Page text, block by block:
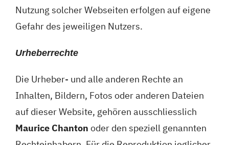
Nutzung solcher Webseiten erfolgen auf eigene
Gefahr des jeweiligen Nutzers.
Urheberrechte
Die Urheber- und alle anderen Rechte an
Inhalten, Bildern, Fotos oder anderen Dateien
auf dieser Website, gehören ausschliesslich
Maurice Chanton oder den speziell genannten